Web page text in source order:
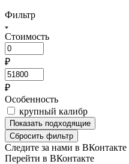
Фильтр
Стоимость
₽
₽
Особенность
крупный калибр
Показать подходящие
Сбросить фильтр
Следите за нами в ВКонтакте
Перейти в ВКонтакте